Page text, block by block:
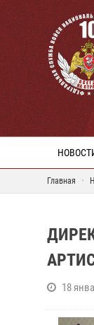
Главная
18